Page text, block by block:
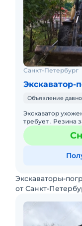
Санкт-Петербург
Экскаватор-
Объявление
Экскаватор
требует . Резина
году.
Экскаваторы-
от Санкт-